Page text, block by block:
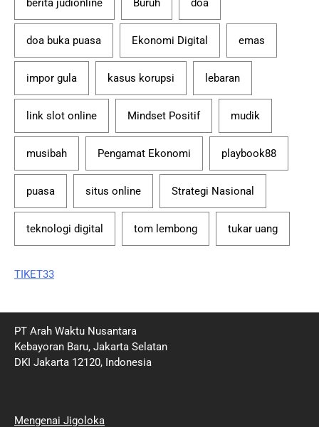
berita judionline Buruh doa
doa buka puasa Ekonomi Digital emas
impor gula kasus korupsi lebaran
link slot online Mindset Positif mudik
musibah Pengamat Ekonomi playbook88
puasa situs online Strategi Nasional
teknologi digital tom lembong tukar uang
TIKET33
PT Arah Waktu Nusantara
Kebayoran Baru, Jakarta Selatan
DKI Jakarta 12120, Indonesia
Mengenai Jigoloka